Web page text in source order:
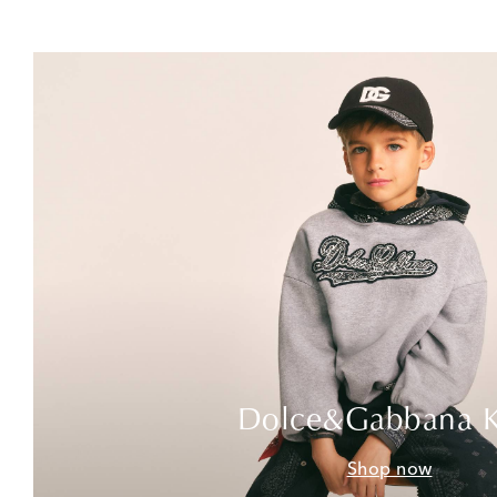
Dolce&Gabbana
Shop now